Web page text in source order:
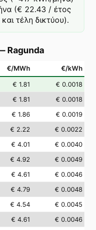
(€ 22.43 / έτος
τέλη δικτύου).
Ragunda
€/MWh €/kWh
€ 1.81
€ 0.0018
€ 1.81
€ 0.0018
€ 1.86
€ 0.0019
€ 2.22
€ 0.0022
€ 4.01
€ 0.0040
€ 4.92
€ 0.0049
€ 4.61
€ 0.0046
€ 4.79
€ 0.0048
€ 4.54
€ 0.0045
€ 4.61
€ 0.0046